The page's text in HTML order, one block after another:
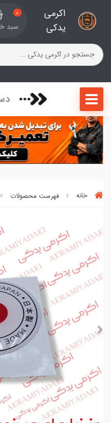
اکرمی
یدکی
0
سبد
خانه فهرست محصولات